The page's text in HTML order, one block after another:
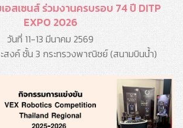
สเซนส์ ร่วมงานครบรอบ 74 ปี DITP
EXPO 2026
วันที่ 11-13 มีนาคม 2569
สงค์ ชั้น 3 กระทรวงพาณิชย์ (สนามบินน้ำ)